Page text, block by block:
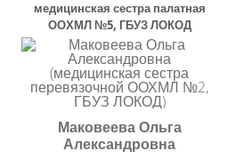
медицинская сестра палатная
ООХМЛ №5, ГБУЗ ЛОКОД
Маковеева Ольга
Александровна